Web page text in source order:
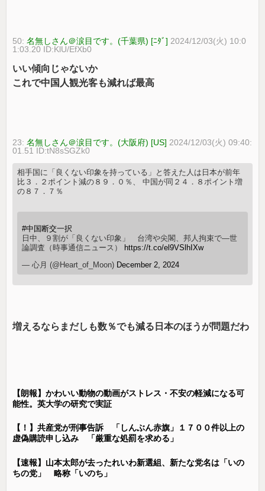
50:名無しさん＠涙目です。(千葉県) [ﾆﾀﾞ] 2024/12/03(火) 10:0
1:03.20 ID:KlU/EfXb0
いい傾向じゃないか
これで中国人観光客も減れば最高
23:名無しさん＠涙目です。(大阪府) [US] 2024/12/03(火) 09:40:
01.51 ID:tN8sSGZk0
相手国に「良くない印象を持っている」と答えた人は日本が前年
比３．２ポイント減の８９．０％、 中国が同２４．８ポイント増
の８７．７％
#中国断交一択
日中、９割が「良くない印象」 台湾や尖閣、邦人拘束で―世
論調査（時事通信ニュース） https://t.co/el9VSlhIXw
— 心月 (@Heart_of_Moon) December 2, 2024
増えるならまだしも数％でも減る日本のほうが問題だわ
【朗報】かわいい動物の動画がストレス・不安の軽減になる可
能性。英大学の研究で実証
【！】共産党が刑事告訴 「しんぶん赤旗」１７００件以上の
虚偽購読申し込み 「厳重な処罰を求める」
【速報】山本太郎が去ったれいわ新選組、新たな党名は「いの
ちの党」 略称「いのち」